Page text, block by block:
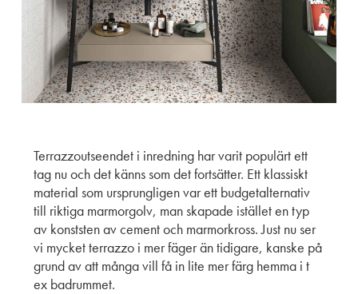
Terrazzoutseendet i inredning har varit populärt ett
tag nu och det känns som det fortsätter. Ett klassiskt
material som ursprungligen var ett budgetalternativ
till riktiga marmorgolv, man skapade istället en typ
av konststen av cement och marmorkross. Just nu ser
vi mycket terrazzo i mer fäger än tidigare, kanske på
grund av att många vill få in lite mer färg hemma i t
ex badrummet.